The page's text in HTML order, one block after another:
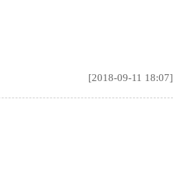
[2018-09-11 18:07]